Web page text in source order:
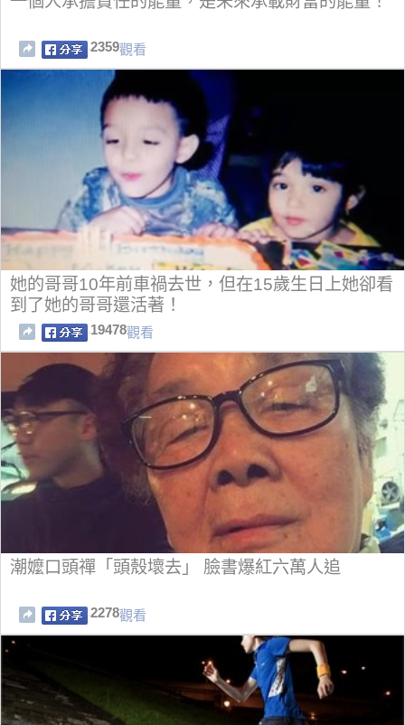
2359觀看
她的哥哥10年前車禍去世，但在15歲生日上她卻看
到了她的哥哥還活著！
19478觀看
潮嬤口頭禪「頭殼壞去」 臉書爆紅六萬人追
2278觀看